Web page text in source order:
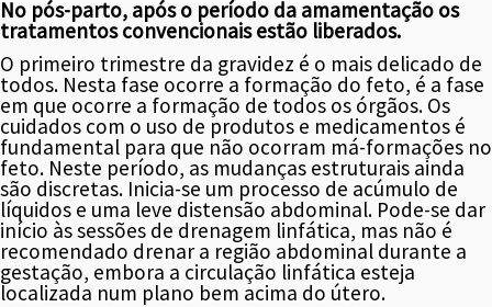
No pós-parto, após o período da amamentação os
tratamentos convencionais estão liberados.
O primeiro trimestre da gravidez é o mais delicado de
todos. Nesta fase ocorre a formação do feto, é a fase
em que ocorre a formação de todos os órgãos. Os
cuidados com o uso de produtos e medicamentos é
fundamental para que não ocorram má-formações no
feto. Neste período, as mudanças estruturais ainda
são discretas. Inicia-se um processo de acúmulo de
líquidos e uma leve distensão abdominal. Pode-se dar
início às sessões de drenagem linfática, mas não é
recomendado drenar a região abdominal durante a
gestação, embora a circulação linfática esteja
localizada num plano bem acima do útero.